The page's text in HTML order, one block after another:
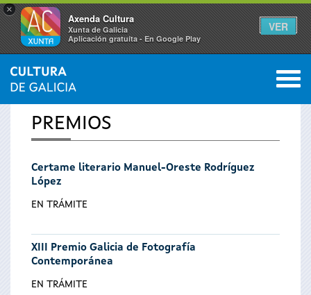
×
Axenda Cultura
Xunta de Galicia
Aplicación gratuíta - En Google Play
VER
Vostede
está
aquí
INICIO 0
PREMIOS
Certame literario Manuel-Oreste Rodríguez
López
EN TRÁMITE
XIII Premio Galicia de Fotografía
Contemporánea
EN TRÁMITE